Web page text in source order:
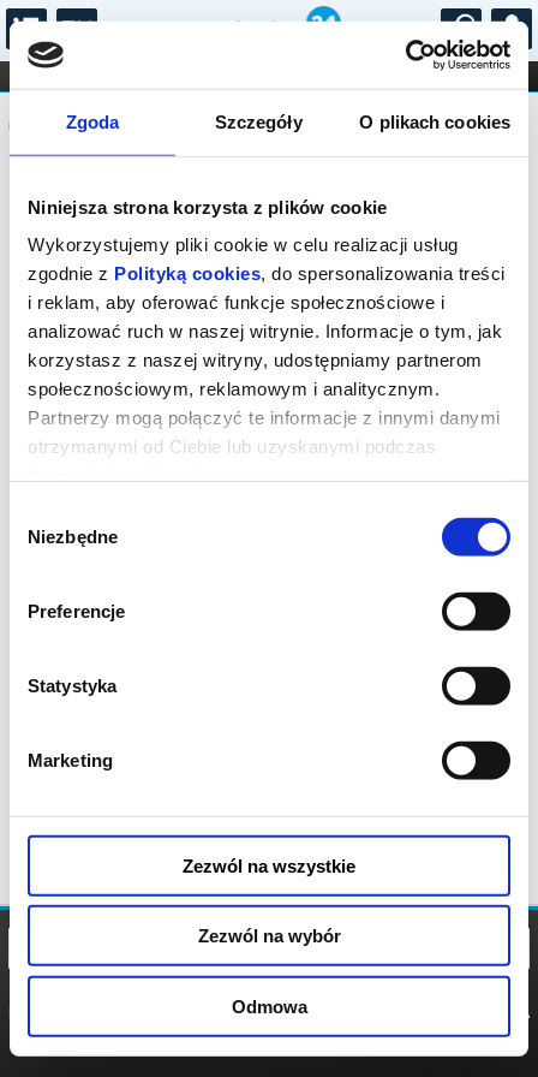
Zgoda Szczegóły O plikach cookies
Niniejsza strona korzysta z plików cookie
Wykorzystujemy pliki cookie w celu realizacji usług
zgodnie z Polityką cookies, do spersonalizowania treści
i reklam, aby oferować funkcje społecznościowe i
analizować ruch w naszej witrynie. Informacje o tym, jak
korzystasz z naszej witryny, udostępniamy partnerom
społecznościowym, reklamowym i analitycznym.
Partnerzy mogą połączyć te informacje z innymi danymi
otrzymanymi od Ciebie lub uzyskanymi podczas
zgody
Niezbędne
Preferencje
Statystyka
Marketing
Zezwól na wszystkie
Zezwól na wybór
Odmowa
...
FILHARMONIA OPERA I BALET
STAND-UP
DLA DZIECI
Komunikat
Sprzedaż biletów on-line na wydarzenie
została zakończona.
POLITYKA
POLITYKA